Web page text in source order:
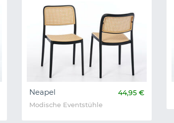
Neapel 44,95 €
Modische Eventstühle